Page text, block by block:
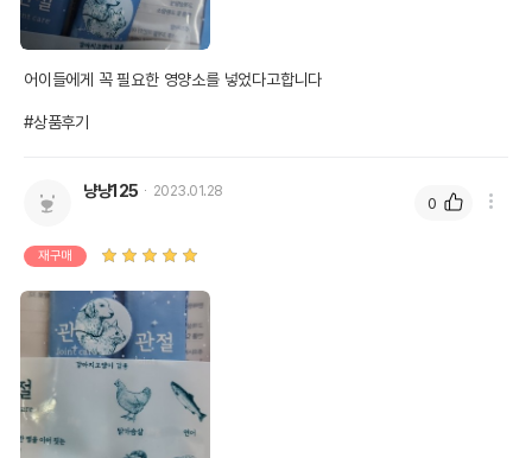
어이들에게 꼭 필요한 영양소를 넣었다고합니다
#상품후기
냥냥125 2023.01.28
재구매
0